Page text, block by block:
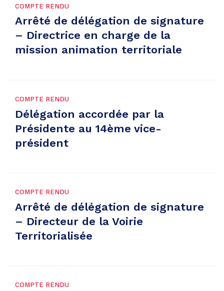
COMPTE RENDU
Arrêté de délégation de signature
– Directrice en charge de la
mission animation territoriale
COMPTE RENDU
Délégation accordée par la
Présidente au 14ème vice-
président
COMPTE RENDU
Arrêté de délégation de signature
– Directeur de la Voirie
Territorialisée
COMPTE RENDU